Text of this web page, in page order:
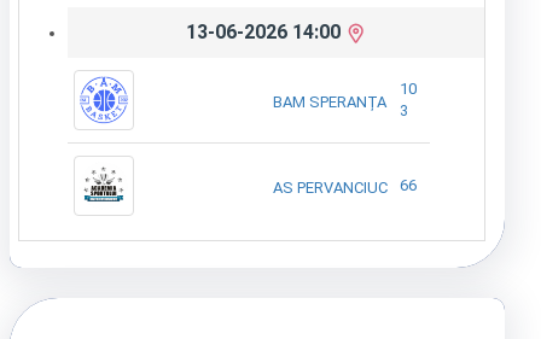
13-06-2026 14:00
BAM SPERANȚA
10
3
AS PERVANCIUC 66